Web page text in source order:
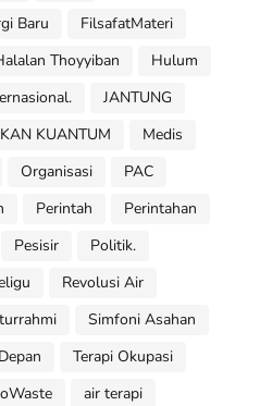
Baru
FilsafatMateri
Thoyyiban
Hulum
JANTUNG
KUANTUM
Medis
Organisasi
PAC
Perintah
Perintahan
Pesisir
Politik.
Revolusi Air
Simfoni Asahan
Terapi Okupasi
air terapi